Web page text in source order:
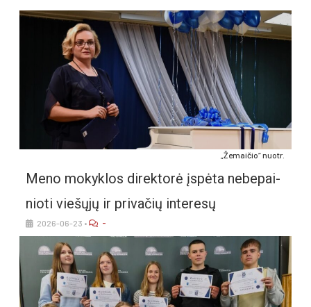
„Žemaičio“ nuotr.
Me­no mo­kyk­los di­rek­to­rė įspė­ta ne­be­pai­
nio­ti vie­šų­jų ir pri­va­čių in­te­re­sų
2026-06-23 • -